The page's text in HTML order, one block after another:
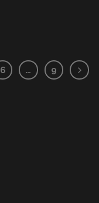
6 … 9